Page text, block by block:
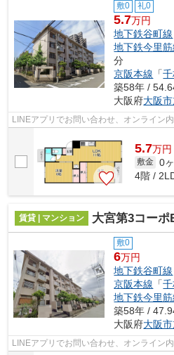
敷0 礼0
5.7万円
地下鉄谷町線
地下鉄今里筋
分
京阪本線 「
築58年 /
大阪府大阪
LINEアプリでお問い合わせ、オンライン
5.7万円
敷金 0
4階 /
賃貸 | マンション 大宮第3コーポ
敷0
6万円
地下鉄谷町線
京阪本線 「
地下鉄今里筋
築58年 /
大阪府大阪
LINEアプリでお問い合わせ、オンライン